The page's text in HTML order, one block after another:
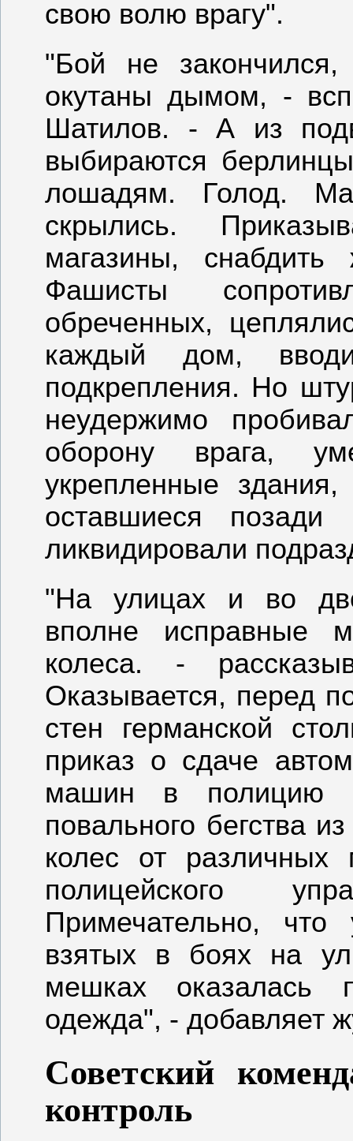
свою волю врагу".
"Бой не
окутаны дымом, -
Шатилов. - А из
выбираются
лошадям. Голод.
скрылись.
магазины, снабдить
Фашисты
обреченных,
каждый дом,
подкрепления. Но
неудержимо
оборону врага,
укрепленные
оставшиеся позади
ликвидировали
"На улицах и во
вполне исправные
колеса. -
Оказывается, перед
стен германской
приказ о сдаче
машин в полицию
повального бегства
колес от
полицейского
Примечательно,
взятых в боях на
мешках оказалась
одежда", - добавляет
Советский
контроль